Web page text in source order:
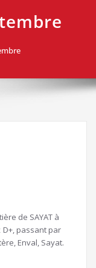
de SAYAT à
passant par
Enval, Sayat.